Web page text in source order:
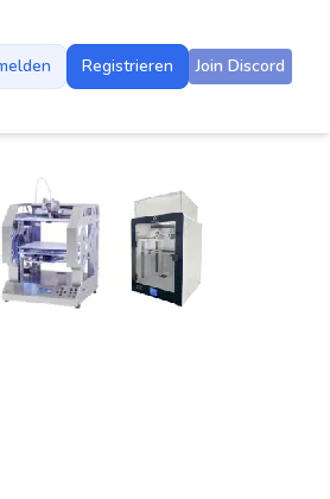
Registrieren Join Discord